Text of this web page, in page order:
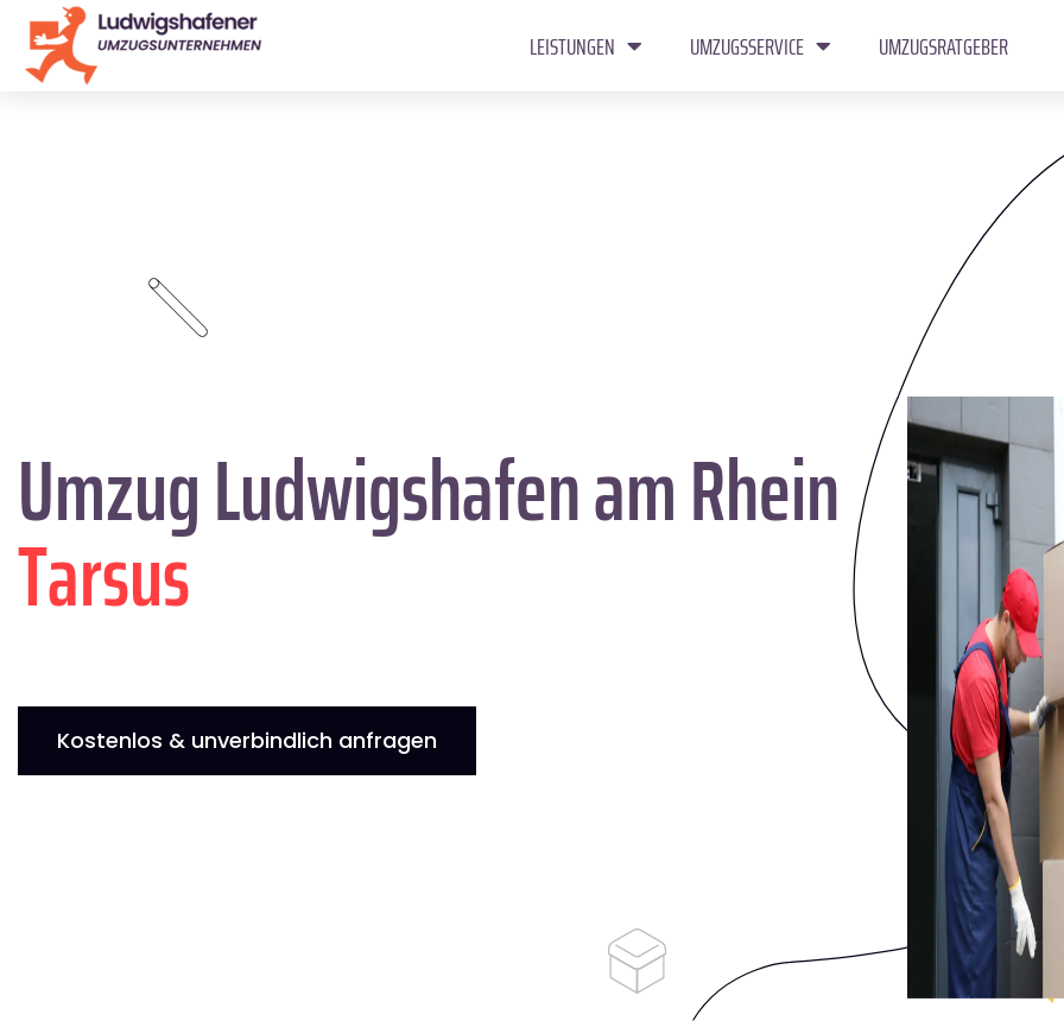
LEISTUNGEN UMZUGSSERVICE UMZUGSRATGEBER
Umzug Ludwigshafen am Rhein
Tarsus
Kostenlos & unverbindlich anfragen